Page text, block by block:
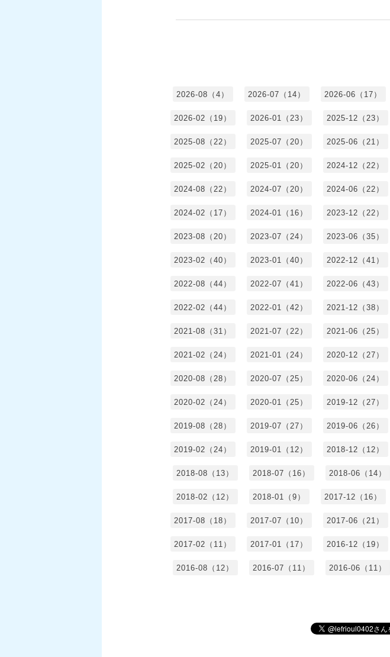
2026-08（4） 2026-07（14） 2026-06（17）
2026-02（19） 2026-01（23） 2025-12（23）
2025-08（22） 2025-07（20） 2025-06（21）
2025-02（20） 2025-01（20） 2024-12（22）
2024-08（22） 2024-07（20） 2024-06（22）
2024-02（17） 2024-01（16） 2023-12（22）
2023-08（20） 2023-07（24） 2023-06（35）
2023-02（40） 2023-01（40） 2022-12（41）
2022-08（44） 2022-07（41） 2022-06（43）
2022-02（44） 2022-01（42） 2021-12（38）
2021-08（31） 2021-07（22） 2021-06（25）
2021-02（24） 2021-01（24） 2020-12（27）
2020-08（28） 2020-07（25） 2020-06（24）
2020-02（24） 2020-01（25） 2019-12（27）
2019-08（28） 2019-07（27） 2019-06（26）
2019-02（24） 2019-01（12） 2018-12（12）
2018-08（13） 2018-07（16） 2018-06（14）
2018-02（12） 2018-01（9） 2017-12（16）
2017-08（18） 2017-07（10） 2017-06（21）
2017-02（11） 2017-01（17） 2016-12（19）
2016-08（12） 2016-07（11） 2016-06（11）